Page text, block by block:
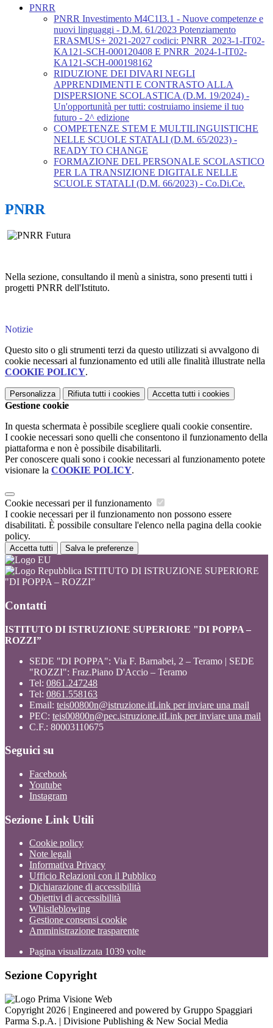
PNRR
PNRR Investimento M4C1I3.1 - Nuove competenze e
nuovi linguaggi - D.M. 61/2023 Potenziamento
ERASMUS+ 2021-2027 codici: PNRR_2023-1-IT02-
KA121-SCH-000120408 E PNRR_2024-1-IT02-
KA121-SCH-000198162
RIDUZIONE DEI DIVARI NEGLI
APPRENDIMENTI E CONTRASTO ALLA
DISPERSIONE SCOLASTICA (D.M. 19/2024) -
Un'opportunità per tutti: costruiamo insieme il tuo
futuro - 2^ edizione
COMPETENZE STEM E MULTILINGUISTICHE
NELLE SCUOLE STATALI (D.M. 65/2023) -
READY TO CHANGE
FORMAZIONE DEL PERSONALE SCOLASTICO
PER LA TRANSIZIONE DIGITALE NELLE
SCUOLE STATALI (D.M. 66/2023) - Co.Di.Ce.
PNRR
Nella sezione, consultando il menù a sinistra, sono presenti tutti i
progetti PNRR dell'Istituto.
Notizie
Questo sito o gli strumenti terzi da questo utilizzati si avvalgono di
cookie necessari al funzionamento ed utili alle finalità illustrate nella
COOKIE POLICY.
Personalizza Rifiuta tutti i cookies Accetta tutti i cookies
Gestione cookie
In questa schermata è possibile scegliere quali cookie consentire.
I cookie necessari sono quelli che consentono il funzionamento della
piattaforma e non è possibile disabilitarli.
Per conoscere quali sono i cookie necessari al funzionamento potete
visionare la COOKIE POLICY.
Cookie necessari per il funzionamento
I cookie necessari per il funzionamento non possono essere
disabilitati. È possibile consultare l'elenco nella pagina della cookie
policy.
Accetta tutti Salva le preferenze
ISTITUTO DI ISTRUZIONE SUPERIORE
"DI POPPA – ROZZI”
Contatti
ISTITUTO DI ISTRUZIONE SUPERIORE "DI POPPA –
ROZZI”
SEDE "DI POPPA": Via F. Barnabei, 2 – Teramo | SEDE
"ROZZI": Fraz.Piano D'Accio – Teramo
Tel: 0861.247248
Tel: 0861.558163
Email: teis00800n@istruzione.itLink per inviare una mail
PEC: teis00800n@pec.istruzione.itLink per inviare una mail
C.F.: 80003110675
Seguici su
Facebook
Youtube
Instagram
Sezione Link Utili
Cookie policy
Note legali
Informativa Privacy
Ufficio Relazioni con il Pubblico
Dichiarazione di accessibilità
Obiettivi di accessibilità
Whistleblowing
Gestione consensi cookie
Amministrazione trasparente
Pagina visualizzata 1039 volte
Sezione Copyright
Copyright 2026 | Engineered and powered by Gruppo Spaggiari
Parma S.p.A. | Divisione Publishing & New Social Media